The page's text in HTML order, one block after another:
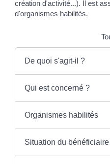
création d'activité...). Il est
d'organismes habilités.
De quoi s'agit-il ?
Qui est concerné ?
Organismes habilités
Situation du bénéficiaire